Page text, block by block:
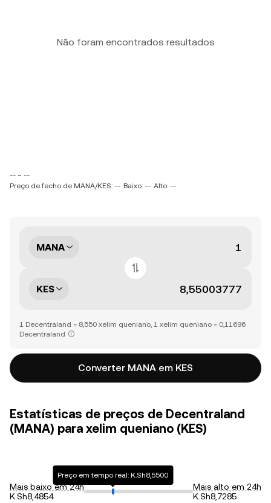
Não foram encontrados resultados
-- ~ --
Preço de fecho de MANA/KES: -- Baixo: -- Alto: --
MANA
KES
1 Decentraland = 8,550 xelim queniano, 1 xelim queniano = 0,11696
Decentraland
Converter MANA em KES
Estatísticas de preços de Decentraland
(MANA) para xelim queniano (KES)
Mais baixo em 24h
K.Sh8,4854
Preço em tempo real: K.Sh8,5500
Mais alto em 24h
K.Sh8,7285